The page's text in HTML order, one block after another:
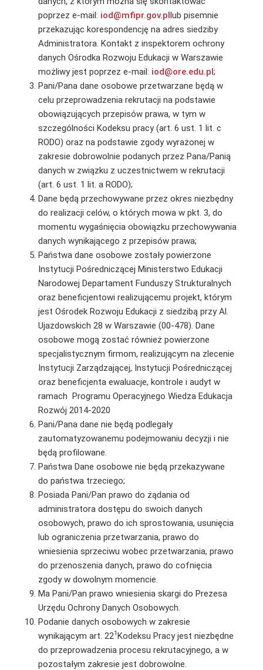
poprzez e-mail: iod@mfipr.gov.pllub pisemnie
przekazując korespondencję na adres siedziby
Administratora. Kontakt z inspektorem ochrony
danych Ośrodka Rozwoju Edukacji w Warszawie
możliwy jest poprzez e-mail: iod@ore.edu.pl;
Pani/Pana dane osobowe przetwarzane będą w
celu przeprowadzenia rekrutacji na podstawie
obowiązujących przepisów prawa, w tym w
szczególności Kodeksu pracy (art. 6 ust. 1 lit. c
RODO) oraz na podstawie zgody wyrażonej w
zakresie dobrowolnie podanych przez Pana/Panią
danych w związku z uczestnictwem w rekrutacji
(art. 6 ust. 1 lit. a RODO);
Dane będą przechowywane przez okres niezbędny
do realizacji celów, o których mowa w pkt. 3, do
momentu wygaśnięcia obowiązku przechowywania
danych wynikającego z przepisów prawa;
Państwa dane osobowe zostały powierzone
Instytucji Pośredniczącej Ministerstwo Edukacji
Narodowej Departament Funduszy Strukturalnych
oraz beneficjentowi realizującemu projekt, którym
jest Ośrodek Rozwoju Edukacji z siedzibą przy Al.
Ujazdowskich 28 w Warszawie (00-478). Dane
osobowe mogą zostać również powierzone
specjalistycznym firmom, realizującym na zlecenie
Instytucji Zarządzającej, Instytucji Pośredniczącej
oraz beneficjenta ewaluacje, kontrole i audyt w
ramach Programu Operacyjnego Wiedza Edukacja
Rozwój 2014-2020
Pani/Pana dane nie będą podlegały
zautomatyzowanemu podejmowaniu decyzji i nie
będą profilowane.
Państwa Dane osobowe nie będą przekazywane
do państwa trzeciego;
Posiada Pani/Pan prawo do żądania od
administratora dostępu do swoich danych
osobowych, prawo do ich sprostowania, usunięcia
lub ograniczenia przetwarzania, prawo do
wniesienia sprzeciwu wobec przetwarzania, prawo
do przenoszenia danych, prawo do cofnięcia
zgody w dowolnym momencie.
Ma Pani/Pan prawo wniesienia skargi do Prezesa
Urzędu Ochrony Danych Osobowych.
Podanie danych osobowych w zakresie
wynikającym art. 221Kodeksu Pracy jest niezbędne
do przeprowadzenia procesu rekrutacyjnego, a w
pozostałym zakresie jest dobrowolne.